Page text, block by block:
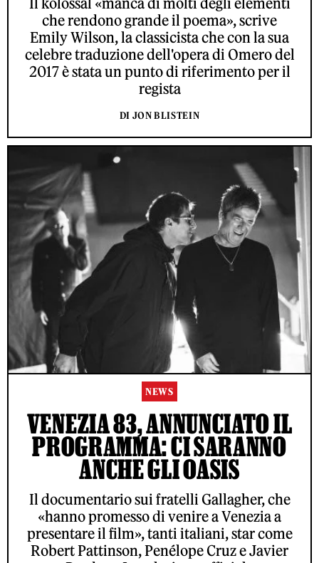
che rendono grande il poema», scrive
Emily Wilson, la classicista che con la sua
celebre traduzione dell'opera di Omero del
2017 è stata un punto di riferimento per il
regista
DI JON BLISTEIN
NEWS
VENEZIA 83, ANNUNCIATO IL
PROGRAMMA: CI SARANNO
ANCHE GLI OASIS
Il documentario sui fratelli Gallagher, che
«hanno promesso di venire a Venezia a
presentare il film», tanti italiani, star come
Robert Pattinson, Penélope Cruz e Javier